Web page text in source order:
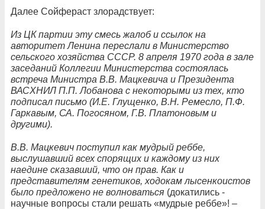
Далее Сойфераст злорадствует:
Из ЦК партии эту смесь жалоб и ссылок на
авторитет Ленина переслали в Министерство
сельского хозяйства СССР. 8 апреля 1970 года в зале
заседаний Коллегии Министерства состоялась
встреча Министра В.В. Мацкевича и Президента
ВАСХНИЛ П.П. Лобанова с некоторыми из тех, кто
подписал письмо (И.Е. Глущенко, В.Н. Ремесло, П.Ф.
Гаркавым, СА. Погосяном, Г.В. Платоновым и
другими).
В.В. Мацкевич поступил как мудрый реббе,
выслушавший всех спорящих и каждому из них
наедине сказавший, что он прав. Как и
представителям генетиков, ходокам лысенкоистов
было предложено не волноваться (докатились -
научные вопросы стали решать «мудрые реббе»! –